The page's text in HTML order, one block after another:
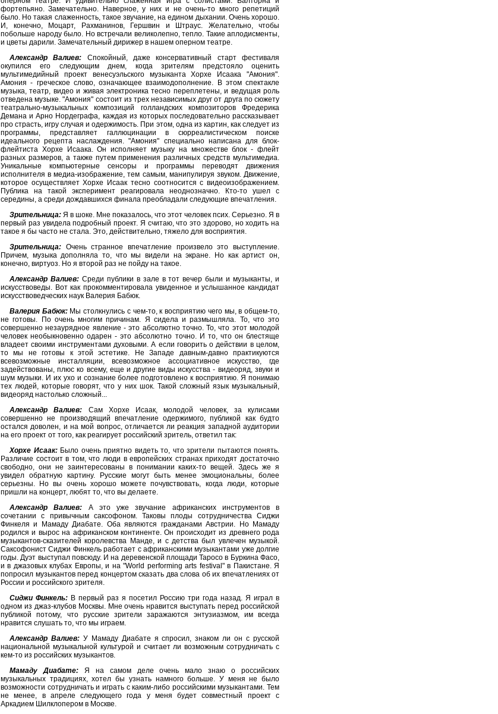
фортепьяно. Замечательно. Наверное, у них и не очень-то много репетиций
было. Но такая слаженность, такое звучание, на едином дыхании. Очень хорошо.
И, конечно, Моцарт, Рахманинов, Гершвин и Штраус. Желательно, чтобы
побольше народу было. Но встречали великолепно, тепло. Такие аплодисменты,
и цветы дарили. Замечательный дирижер в нашем оперном театре.
Александр Валиев: Спокойный, даже консервативный старт фестиваля
окупился его следующим днем, когда зрителям предстояло оценить
мультимедийный проект венесуэльского музыканта Хорхе Исаака "Амония".
Амония - греческое слово, означающее взаимодополнение. В этом спектакле
музыка, театр, видео и живая электроника тесно переплетены, и ведущая роль
отведена музыке. "Амония" состоит из трех независимых друг от друга по сюжету
театрально-музыкальных композиций голландских композиторов Фредерика
Демана и Арно Нордеграфа, каждая из которых последовательно рассказывает
про страсть, игру случая и одержимость. При этом, одна из картин, как следует из
программы, представляет галлюцинации в сюрреалистическом поиске
идеального рецепта наслаждения. "Амония" специально написана для блок-
флейтиста Хорхе Исаака. Он исполняет музыку на множестве блок - флейт
разных размеров, а также путем применения различных средств мультимедиа.
Уникальные компьютерные сенсоры и программы переводят движения
исполнителя в медиа-изображение, тем самым, манипулируя звуком. Движение,
которое осуществляет Хорхе Исаак тесно соотносится с видеоизображением.
Публика на такой эксперимент реагировала неоднозначно. Кто-то ушел с
середины, а среди дождавшихся финала преобладали следующие впечатления.
Зрительница: Я в шоке. Мне показалось, что этот человек псих. Серьезно. Я в
первый раз увидела подробный проект. Я считаю, что это здорово, но ходить на
такое я бы часто не стала. Это, действительно, тяжело для восприятия.
Зрительница: Очень странное впечатление произвело это выступление.
Причем, музыка дополняла то, что мы видели на экране. Но как артист он,
конечно, виртуоз. Но я второй раз не пойду на такое.
Александр Валиев:Среди публики в зале в тот вечер были и музыканты, и
искусствоведы. Вот как прокомментировала увиденное и услышанное кандидат
искусствоведческих наук Валерия Бабюк.
Валерия Бабюк:Мы столкнулись с чем-то, к восприятию чего мы, в общем-то,
не готовы. По очень многим причинам. Я сидела и размышляла. То, что это
совершенно незаурядное явление - это абсолютно точно. То, что этот молодой
человек необыкновенно одарен - это абсолютно точно. И то, что он блестяще
владеет своими инструментами духовыми. А если говорить о действии в целом,
то мы не готовы к этой эстетике. Не Западе давным-давно практикуются
всевозможные инсталляции, всевозможное ассоциативное искусство, где
задействованы, плюс ко всему, еще и другие виды искусства - видеоряд, звуки и
шум музыки. И их ухо и сознание более подготовлено к восприятию. Я понимаю
тех людей, которые говорят, что у них шок. Такой сложный язык музыкальный,
видеоряд настолько сложный...
Александр Валиев: Сам Хорхе Исаак, молодой человек, за кулисами
совершенно не производящий впечатление одержимого, публикой как будто
остался доволен, и на мой вопрос, отличается ли реакция западной аудитории
на его проект от того, как реагирует российский зритель, ответил так:
Хорхе Исаак:Было очень приятно видеть то, что зрители пытаются понять.
Различие состоит в том, что люди в европейских странах приходят достаточно
свободно, они не заинтересованы в понимании каких-то вещей. Здесь же я
увидел обратную картину. Русские могут быть менее эмоциональны, более
серьезны. Но вы очень хорошо можете почувствовать, когда люди, которые
пришли на концерт, любят то, что вы делаете.
Александр Валиев: А это уже звучание африканских инструментов в
сочетании с привычным саксофоном. Таковы плоды сотрудничества Сиджи
Финкеля и Мамаду Диабате. Оба являются гражданами Австрии. Но Мамаду
родился и вырос на африканском континенте. Он происходит из древнего рода
музыкантов-сказителей королевства Манде, и с детства был увлечен музыкой.
Саксофонист Сиджи Финкель работает с африканскими музыкантами уже долгие
годы. Дуэт выступал повсюду. И на деревенской площади Таросо в Буркина Фасо,
и в джазовых клубах Европы, и на "World performing arts festival" в Пакистане. Я
попросил музыкантов перед концертом сказать два слова об их впечатлениях от
России и российского зрителя.
Сиджи Финкель: В первый раз я посетил Россию три года назад. Я играл в
одном из джаз-клубов Москвы. Мне очень нравится выступать перед российской
публикой потому, что русские зрители заражаются энтузиазмом, им всегда
нравится слушать то, что мы играем.
Александр Валиев:У Мамаду Диабате я спросил, знаком ли он с русской
национальной музыкальной культурой и считает ли возможным сотрудничать с
кем-то из российских музыкантов.
Мамаду Диабате:Я на самом деле очень мало знаю о российских
музыкальных традициях, хотел бы узнать намного больше. У меня не было
возможности сотрудничать и играть с каким-либо российскими музыкантами. Тем
не менее, в апреле следующего года у меня будет совместный проект с
Аркадием Шилклопером в Москве.